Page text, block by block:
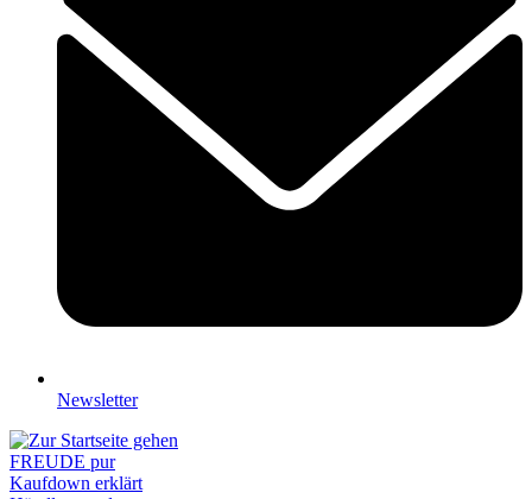
Newsletter
FREUDE pur
Kaufdown erklärt